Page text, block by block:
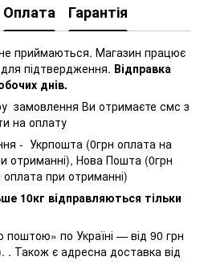
Оплата Гарантія
приймаються. Магазин працює
підтвердження. Відправка
днів.
замовлення Ви отримаєте смс з
на оплату
- Укрпошта (0грн оплата на
отриманні), Нова Пошта (0грн
при отриманні)
10кг відправляються тільки
по Україні — від 90 грн
Також є адресна доставка від